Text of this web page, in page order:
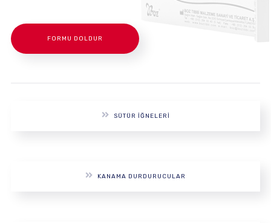
FORMU DOLDUR
SÜTÜR İĞNELERI
KANAMA DURDURUCULAR